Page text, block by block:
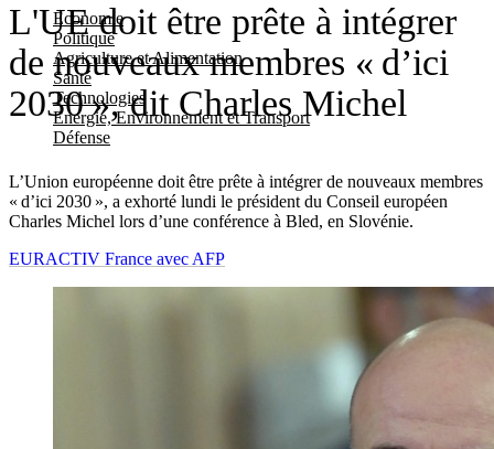
Economie
Politique
Agriculture et Alimentation
Santé
Technologies
Energie, Environnement et Transport
Défense
L'UE doit être prête à intégrer
de nouveaux membres « d’ici
2030 », dit Charles Michel
L’Union européenne doit être prête à intégrer de nouveaux membres
« d’ici 2030 », a exhorté lundi le président du Conseil européen
Charles Michel lors d’une conférence à Bled, en Slovénie.
EURACTIV France avec AFP